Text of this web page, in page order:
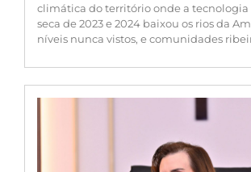
climática do território onde a tecnologia
seca de 2023 e 2024 baixou os rios da
níveis nunca vistos, e comunidades